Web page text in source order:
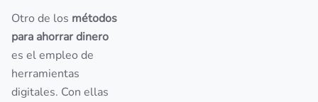
Otro de los métodos
para ahorrar dinero
es el empleo de
herramientas
digitales. Con ellas